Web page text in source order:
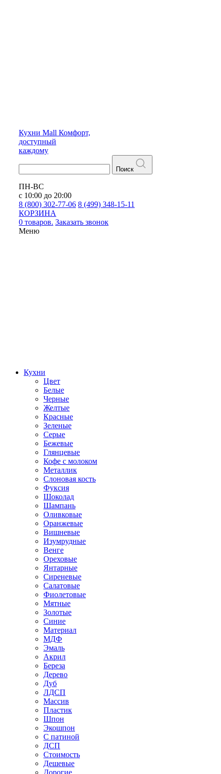
Кухни Mall Комфорт,
доступный
каждому
Поиск
ПН-ВС
с 10:00 до 20:00
8 (800) 302-77-06 8 (499) 348-15-11
КОРЗИНА
0 товаров. Заказать звонок
Меню
Кухни
Цвет
Белые
Черные
Желтые
Красные
Зеленые
Серые
Бежевые
Глянцевые
Кофе с молоком
Металлик
Слоновая кость
Фуксия
Шоколад
Шампань
Оливковые
Оранжевые
Вишневые
Изумрудные
Венге
Ореховые
Янтарные
Сиреневые
Салатовые
Фиолетовые
Мятные
Золотые
Синие
Материал
МДФ
Эмаль
Акрил
Береза
Дерево
Дуб
ЛДСП
Массив
Пластик
Шпон
Экошпон
С патиной
ДСП
Стоимость
Дешевые
Дорогие